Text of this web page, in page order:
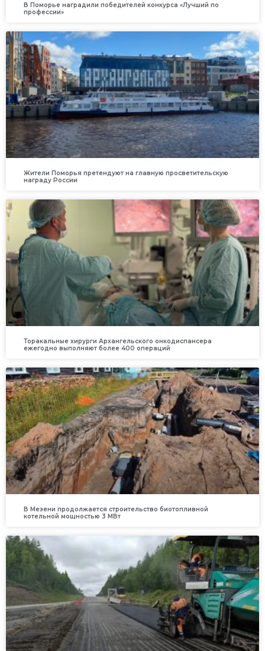
В Поморье наградили победителей конкурса «Лучший по
профессии»
Жители Поморья претендуют на главную просветительскую
награду России
Торакальные хирурги Архангельского онкодиспансера
ежегодно выполняют более 400 операций
В Мезени продолжается строительство биотопливной
котельной мощностью 3 МВт